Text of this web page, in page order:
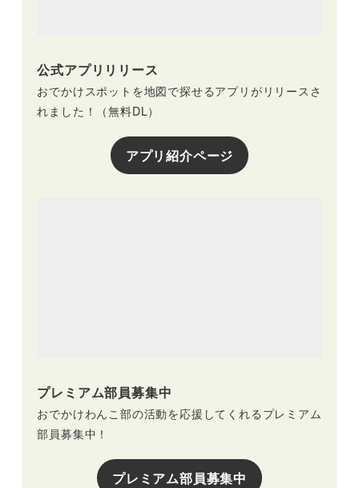
公式アプリリリース
おでかけスポットを地図で探せるアプリがリリースさ
れました！（無料DL）
アプリ紹介ページ
プレミアム部員募集中
おでかけわんこ部の活動を応援してくれるプレミアム
部員募集中！
プレミアム部員募集中